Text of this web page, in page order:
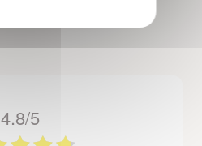
4.8/5